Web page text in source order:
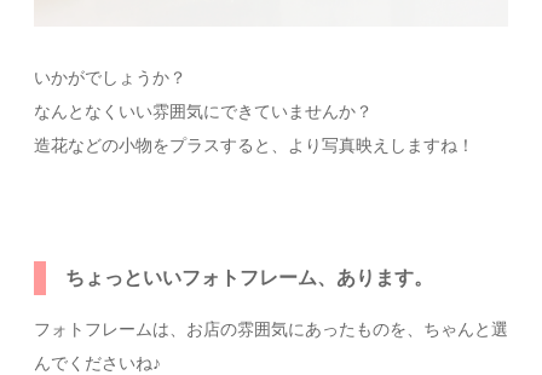
いかがでしょうか？
なんとなくいい雰囲気にできていませんか？
造花などの小物をプラスすると、より写真映えしますね！
ちょっといいフォトフレーム、あります。
フォトフレームは、お店の雰囲気にあったものを、ちゃんと選
んでくださいね♪